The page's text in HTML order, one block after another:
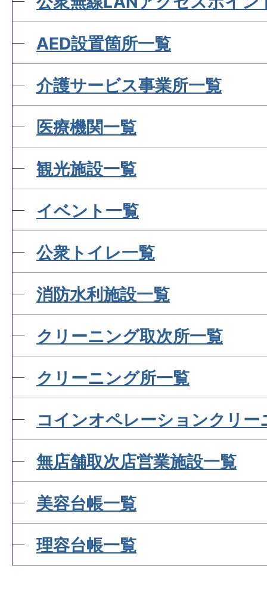
AED設置箇所一覧
介護サービス事業所一覧
医療機関一覧
観光施設一覧
イベント一覧
公衆トイレ一覧
消防水利施設一覧
クリーニング取次所一覧
クリーニング所一覧
コインオペレーションクリー
無店舗取次店営業施設一覧
美容台帳一覧
理容台帳一覧